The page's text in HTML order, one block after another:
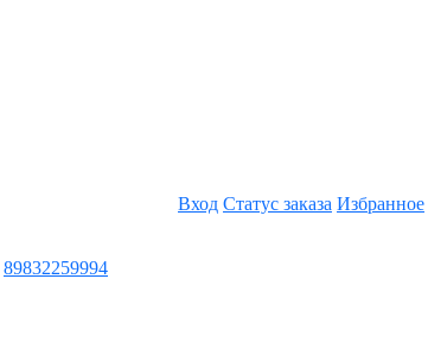
Вход Статус заказа Избранное
89832259994